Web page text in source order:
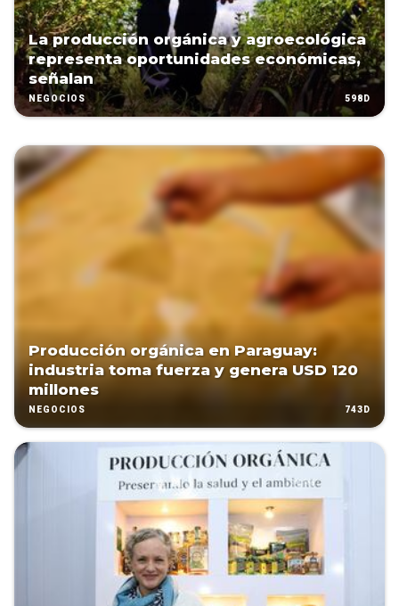
La producción orgánica y agroecológica
representa oportunidades económicas,
señalan
NEGOCIOS 598D
Producción orgánica en Paraguay:
industria toma fuerza y genera USD 120
millones
NEGOCIOS 743D